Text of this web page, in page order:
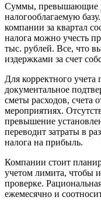
Суммы, превышающие
налогооблагаемую
компании за квартал
налога можно учесть
тыс. рублей. Все, что
издержками за счет
Для корректного учета
документальное
сметы расходов, счета
мероприятиях.
превышение
переводит затраты в
налога на прибыль.
Компании стоит
учетом лимита, чтобы
проверке.
ежемесячно и